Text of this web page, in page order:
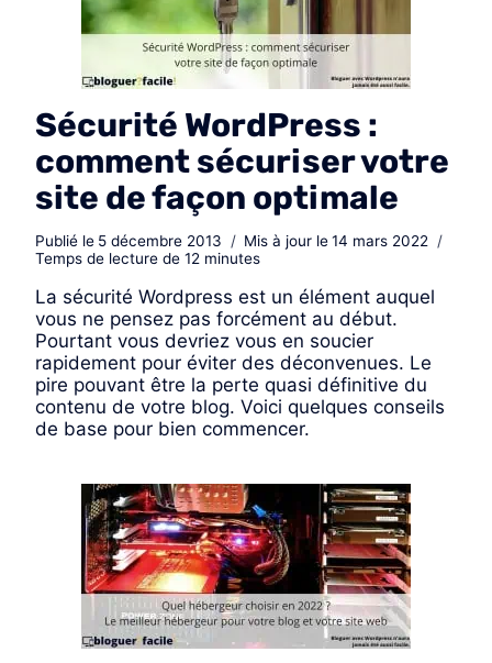
Sécurité WordPress :
comment sécuriser votre
site de façon optimale
Publié le 5 décembre 2013 Mis à jour le 14 mars 2022
Temps de lecture de 12 minutes
La sécurité Wordpress est un élément auquel
vous ne pensez pas forcément au début.
Pourtant vous devriez vous en soucier
rapidement pour éviter des déconvenues. Le
pire pouvant être la perte quasi définitive du
contenu de votre blog. Voici quelques conseils
de base pour bien commencer.